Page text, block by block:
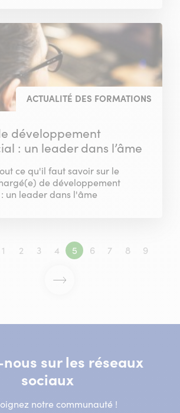
ACTUALITÉ DES FORMATIONS
développement
: un leader dans l’âme
ce qu'il faut savoir sur le
de développement
un leader dans l'âme
Page
1 Page
2 Page
3 Page
4 Page
5 Page
6 Page
7 Page
8 Page
9
Page
sur les réseaux
sociaux
notre communauté !